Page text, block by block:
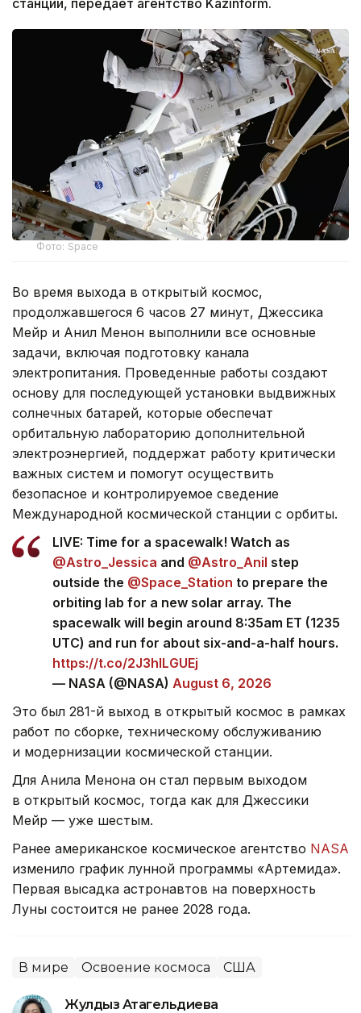
станции, передает агентство Kazinform.
Фото: Space
Во время выхода в открытый космос,
продолжавшегося 6 часов 27 минут, Джессика
Мейр и Анил Менон выполнили все основные
задачи, включая подготовку канала
электропитания. Проведенные работы создают
основу для последующей установки выдвижных
солнечных батарей, которые обеспечат
орбитальную лабораторию дополнительной
электроэнергией, поддержат работу критически
важных систем и помогут осуществить
безопасное и контролируемое сведение
Международной космической станции с орбиты.
LIVE: Time for a spacewalk! Watch as
@Astro_Jessica and @Astro_Anil step
outside the @Space_Station to prepare the
orbiting lab for a new solar array. The
spacewalk will begin around 8:35am ET (1235
UTC) and run for about six-and-a-half hours.
https://t.co/2J3hlLGUEj
— NASA (@NASA) August 6, 2026
Это был 281-й выход в открытый космос в рамках
работ по сборке, техническому обслуживанию
и модернизации космической станции.
Для Анила Менона он стал первым выходом
в открытый космос, тогда как для Джессики
Мейр — уже шестым.
Ранее американское космическое агентство NASA
изменило график лунной программы «Артемида».
Первая высадка астронавтов на поверхность
Луны состоится не ранее 2028 года.
В мире Освоение космоса США
Жулдыз Атагельдиева